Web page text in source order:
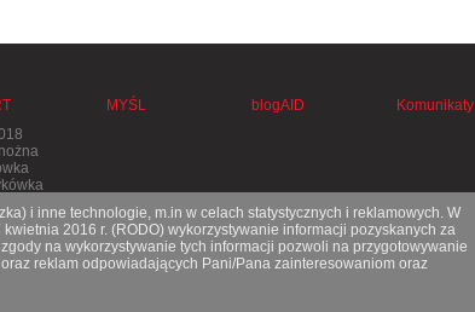
MYŚL blogAID Komunikaty
i inne technologie, m.in w celach statystycznych i reklamowych. W
2016 r. (RODO) wykorzystywanie informacji pozyskanych za
na wykorzystywanie tych informacji pozwoli na przygotowywanie
reklam odpowiadających Pani/Pana zainteresowaniom oraz